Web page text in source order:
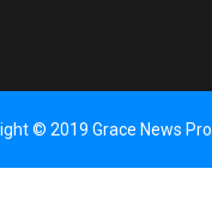
© 2019 Grace News Pro